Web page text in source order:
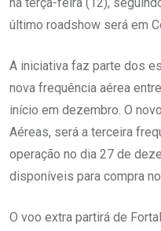
último roadshow será em
A iniciativa faz parte dos
nova frequência aérea
início em dezembro. O
Aéreas, será a terceira
operação no dia 27 de
disponíveis para compra
O voo extra partirá de